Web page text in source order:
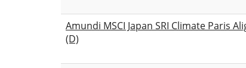
Amundi MSCI Japan SRI Climate Paris
(D)